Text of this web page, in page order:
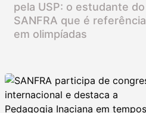
pela USP: o estudante do
SANFRA que é referência
em olimpíadas